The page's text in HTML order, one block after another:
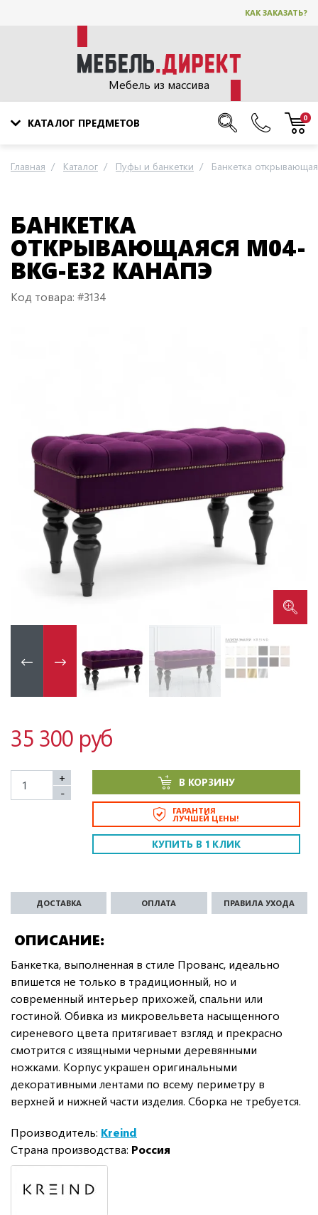
КАК ЗАКАЗАТЬ?
Мебель из массива
КАТАЛОГ ПРЕДМЕТОВ 0
Главная Каталог Пуфы и банкетки Банкетка
БАНКЕТКА
ОТКРЫВАЮЩАЯСЯ M04-
BKG-E32 КАНАПЭ
Код товара: #3134
35 300 руб
+
-
В КОРЗИНУ
ГАРАНТИЯ
ЛУЧШЕЙ ЦЕНЫ!
КУПИТЬ В 1 КЛИК
ОПИСАНИЕ
ДОСТАВКА ОПЛАТА ПРАВИЛА УХОДА
Банкетка, выполненная в стиле Прованс, идеально
впишется не только в традиционный, но и
современный интерьер прихожей, спальни или
гостиной. Обивка из микровельвета насыщенного
сиреневого цвета притягивает взгляд и прекрасно
смотрится с изящными черными деревянными
ножками. Корпус украшен оригинальными
декоративными лентами по всему периметру в
верхней и нижней части изделия. Сборка не требуется.
Производитель: Kreind
Страна производства: Россия